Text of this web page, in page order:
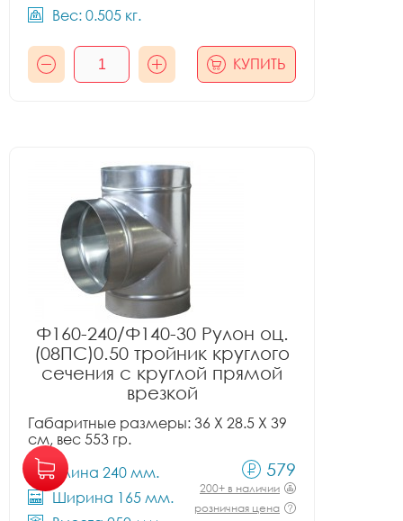
Вес: 0.505 кг.
КУПИТЬ
Ф160-240/Ф140-30 Рулон оц.
(08ПС)0.50 тройник круглого
сечения с круглой прямой
врезкой
Габаритные размеры: 36 X 28.5 X 39
см, вес 553 гр.
Длина 240 мм.
Ширина 165 мм.
579
200+ в наличии
розничная цена